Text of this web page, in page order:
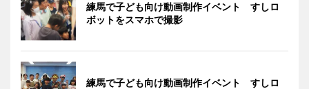
練馬で子ども向け動画制作イベント すしロ
ボットをスマホで撮影
練馬で子ども向け動画制作イベント すしロ